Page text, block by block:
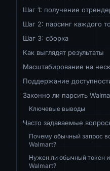
Шаг 1: получение
Шаг 2: парсинг каждого
Шаг 3: сборка
Как выглядят результаты
Масштабирование на
Поддержание
Законно ли парсить
Ключевые выводы
Часто задаваемые
Почему обычный запрос
Walmart?
Нужен ли обычный токен
Walmart?